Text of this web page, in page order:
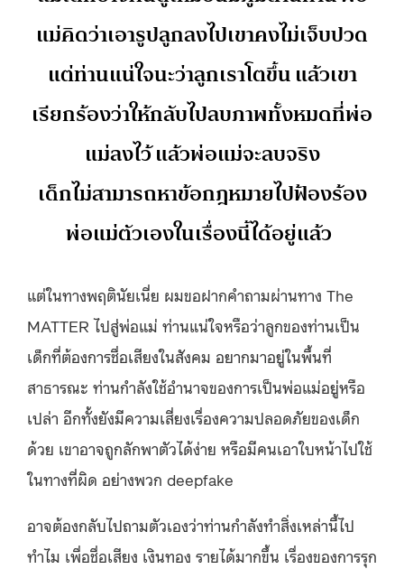
แม่คิดว่าเอารูปลูกลงไปเขาคงไม่เจ็บปวด
แต่ท่านแน่ใจนะว่าลูกเราโตขึ้น แล้วเขา
เรียกร้องว่าให้กลับไปลบภาพทั้งหมดที่พ่อ
แม่ลงไว้ แล้วพ่อแม่จะลบจริง
เด็กไม่สามารถหาข้อกฎหมายไปฟ้องร้อง
พ่อแม่ตัวเองในเรื่องนี้ได้อยู่แล้ว
แต่ในทางพฤตินัยเนี่ย ผมขอฝากคำถามผ่านทาง The
MATTER ไปสู่พ่อแม่ ท่านแน่ใจหรือว่าลูกของท่านเป็น
เด็กที่ต้องการชื่อเสียงในสังคม อยากมาอยู่ในพื้นที่
สาธารณะ ท่านกำลังใช้อำนาจของการเป็นพ่อแม่อยู่หรือ
เปล่า อีกทั้งยังมีความเสี่ยงเรื่องความปลอดภัยของเด็ก
ด้วย เขาอาจถูกลักพาตัวได้ง่าย หรือมีคนเอาใบหน้าไปใช้
ในทางที่ผิด อย่างพวก deepfake
อาจต้องกลับไปถามตัวเองว่าท่านกำลังทำสิ่งเหล่านี้ไป
ทำไม เพื่อชื่อเสียง เงินทอง รายได้มากขึ้น เรื่องของการรุก